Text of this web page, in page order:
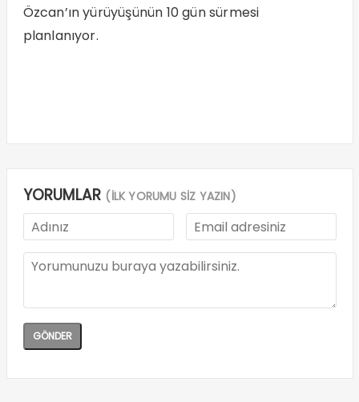
Özcan’ın yürüyüşünün 10 gün sürmesi
planlanıyor.
YORUMLAR (İLK YORUMU SİZ YAZIN)